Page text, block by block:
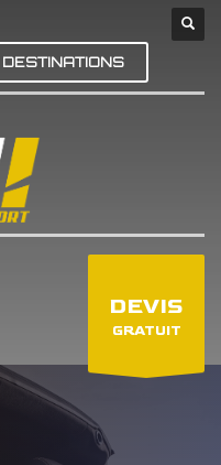
DESTINATIONS
DEVIS
GRATUIT